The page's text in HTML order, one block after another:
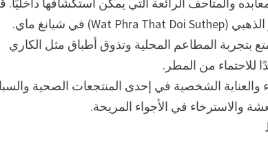
بتجربة المطاعم المحلية وتذوق أطباق مثل الكاري
للاحتماء من المطر.
والعناية الشخصية في إحدى المنتجعات الصحية
والاسترخاء في الأجواء المريحة.